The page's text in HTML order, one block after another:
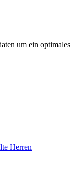
um ein optimales
Herren